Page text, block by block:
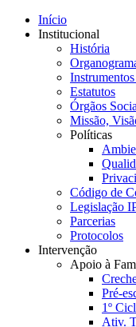
Início
Institucional
História
Estatutos
Órgãos
Missão,
Políticas
Código de
Legislação
Parcerias
Protocolos
Intervenção
Apoio à
Pré-
1º
Ativ.